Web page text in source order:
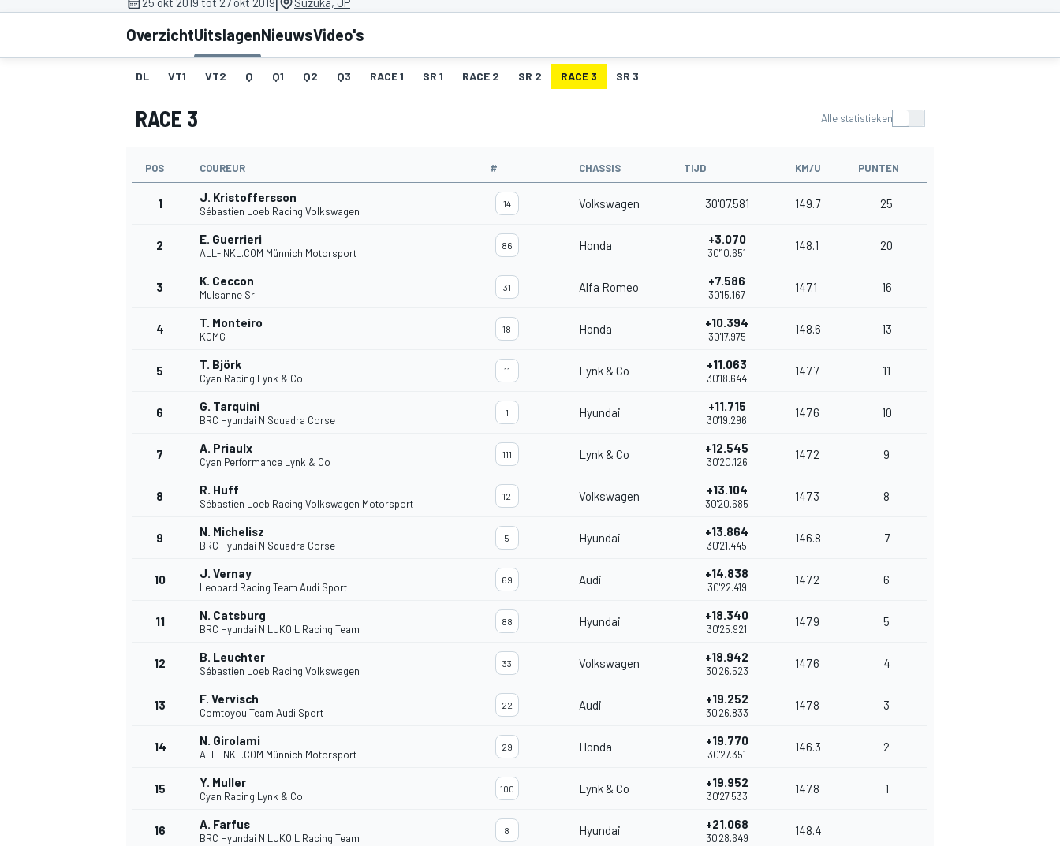
MOTOGP
INDYCAR
OverzichtUitslagenNieuwsVideo's
DL VT1 VT2 Q Q1 Q2 Q3 RACE 1 SR 1 RACE 2 SR 2 RACE 3 SR 3
RACE 3 Alle statistieken
POS COUREUR # CHASSIS TIJD KM/U PUNTEN
1 J. Kristoffersson
Sébastien Loeb Racing Volkswagen
14 Volkswagen 30'07.581 149.7 25
2 E. Guerrieri
ALL-INKL.COM Münnich Motorsport
86 Honda +3.070
30'10.651
148.1 20
3 K. Ceccon
Mulsanne Srl
31 Alfa Romeo +7.586
30'15.167
147.1 16
4 T. Monteiro
KCMG
18 Honda +10.394
30'17.975
148.6 13
5 T. Björk
Cyan Racing Lynk & Co
11 Lynk & Co +11.063
30'18.644
147.7 11
6 G. Tarquini
BRC Hyundai N Squadra Corse
1 Hyundai +11.715
30'19.296
147.6 10
7 A. Priaulx
Cyan Performance Lynk & Co
111 Lynk & Co +12.545
30'20.126
147.2 9
8 R. Huff
Sébastien Loeb Racing Volkswagen Motorsport
12 Volkswagen +13.104
30'20.685
147.3 8
9 N. Michelisz
BRC Hyundai N Squadra Corse
5 Hyundai +13.864
30'21.445
146.8 7
10 J. Vernay
Leopard Racing Team Audi Sport
69 Audi +14.838
30'22.419
147.2 6
11 N. Catsburg
BRC Hyundai N LUKOIL Racing Team
88 Hyundai +18.340
30'25.921
147.9 5
12 B. Leuchter
Sébastien Loeb Racing Volkswagen
33 Volkswagen +18.942
30'26.523
147.6 4
13 F. Vervisch
Comtoyou Team Audi Sport
22 Audi +19.252
30'26.833
147.8 3
14 N. Girolami
ALL-INKL.COM Münnich Motorsport
29 Honda +19.770
30'27.351
146.3 2
15 Y. Muller
Cyan Racing Lynk & Co
100 Lynk & Co +19.952
30'27.533
147.8 1
16 A. Farfus
BRC Hyundai N LUKOIL Racing Team
8 Hyundai +21.068
30'28.649
148.4